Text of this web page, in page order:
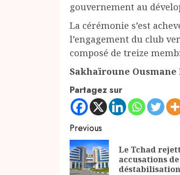
gouvernement au
La cérémonie s’est
l’engagement du club
composé de treize
Sakhaïroune
Partagez sur
Continue
Reading
Previous
Le Tchad
accusations de
déstabilisation